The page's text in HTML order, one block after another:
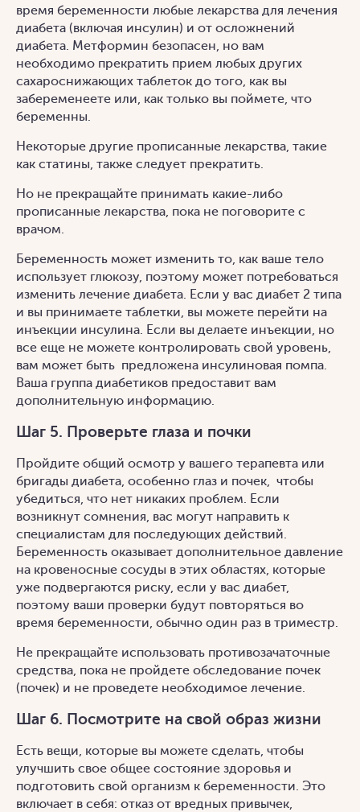
время беременности любые лекарства для лечения
диабета (включая инсулин) и от осложнений
диабета. Метформин безопасен, но вам
необходимо прекратить прием любых других
сахароснижающих таблеток до того, как вы
забеременеете или, как только вы поймете, что
беременны.
Некоторые другие прописанные лекарства, такие
как статины, также следует прекратить.
Но не прекращайте принимать какие-либо
прописанные лекарства, пока не поговорите с
врачом.
Беременность может изменить то, как ваше тело
использует глюкозу, поэтому может потребоваться
изменить лечение диабета. Если у вас диабет 2 типа
и вы принимаете таблетки, вы можете перейти на
инъекции инсулина. Если вы делаете инъекции, но
все еще не можете контролировать свой уровень,
вам может быть предложена инсулиновая помпа.
Ваша группа диабетиков предоставит вам
дополнительную информацию.
Шаг 5. Проверьте глаза и почки
Пройдите общий осмотр у вашего терапевта или
бригады диабета, особенно глаз и почек, чтобы
убедиться, что нет никаких проблем. Если
возникнут сомнения, вас могут направить к
специалистам для последующих действий.
Беременность оказывает дополнительное давление
на кровеносные сосуды в этих областях, которые
уже подвергаются риску, если у вас диабет,
поэтому ваши проверки будут повторяться во
время беременности, обычно один раз в триместр.
Не прекращайте использовать противозачаточные
средства, пока не пройдете обследование почек
(почек) и не проведете необходимое лечение.
Шаг 6. Посмотрите на свой образ жизни
Есть вещи, которые вы можете сделать, чтобы
улучшить свое общее состояние здоровья и
подготовить свой организм к беременности. Это
включает в себя: отказ от вредных привычек,